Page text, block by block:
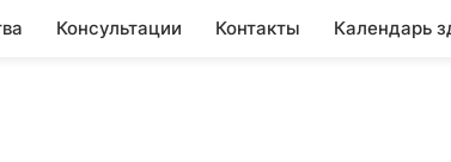
Консультации Контакты Календарь